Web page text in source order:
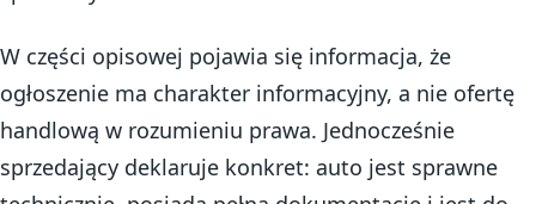
W części opisowej pojawia się informacja, że
ogłoszenie ma charakter informacyjny, a nie ofertę
handlową w rozumieniu prawa. Jednocześnie
sprzedający deklaruje konkret: auto jest sprawne